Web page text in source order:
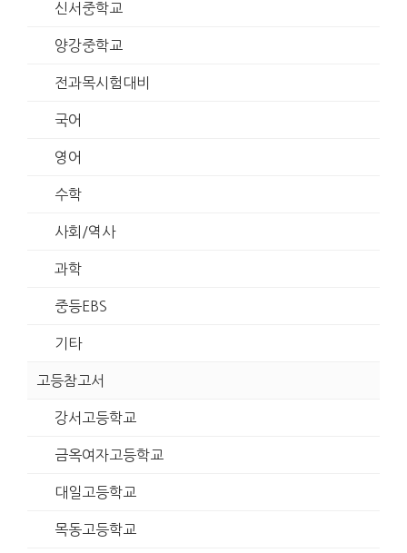
신서중학교
양강중학교
전과목시험대비
국어
영어
수학
사회/역사
과학
중등EBS
기타
고등참고서
강서고등학교
금옥여자고등학교
대일고등학교
목동고등학교